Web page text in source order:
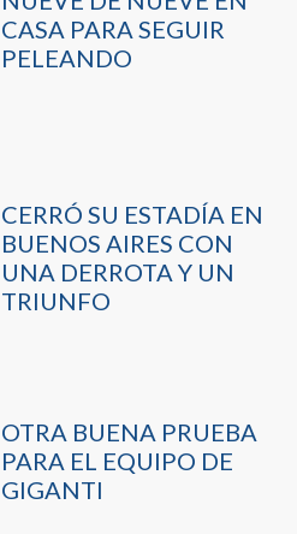
CASA PARA SEGUIR
PELEANDO
CERRÓ SU ESTADÍA EN
BUENOS AIRES CON
UNA DERROTA Y UN
TRIUNFO
OTRA BUENA PRUEBA
PARA EL EQUIPO DE
GIGANTI